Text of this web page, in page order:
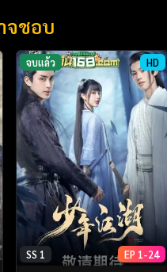
จชอบ
จบแล้ว HD
SS 1 EP 1-24